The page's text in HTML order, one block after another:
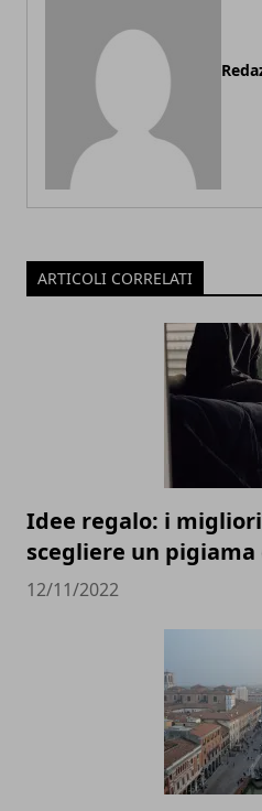
ARTICOLI CORRELATI
Idee regalo: i
scegliere un pigiama
12/11/2022